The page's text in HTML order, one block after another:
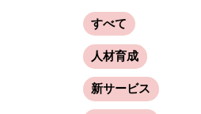
すべて
人材育成
新サービス